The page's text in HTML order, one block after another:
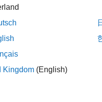
or a matrix of the same size.
must have
parameters have the
then the unit of the
seePhysical Signal
Kingdom (English)